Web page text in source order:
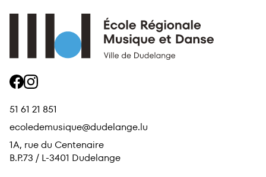
facebook
instagram
51 61 21 851
ecoledemusique@dudelange.lu
1A, rue du Centenaire
B.P.73 / L-3401 Dudelange